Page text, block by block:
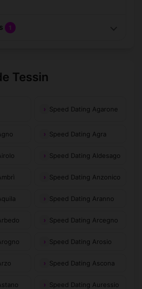
1
Tessin
Speed Dating Agarone
Speed Dating Agra
Speed Dating Aldesago
Speed Dating Anzonico
Speed Dating Aranno
Speed Dating Arcegno
Speed Dating Arosio
Speed Dating Ascona
Speed Dating Auressio